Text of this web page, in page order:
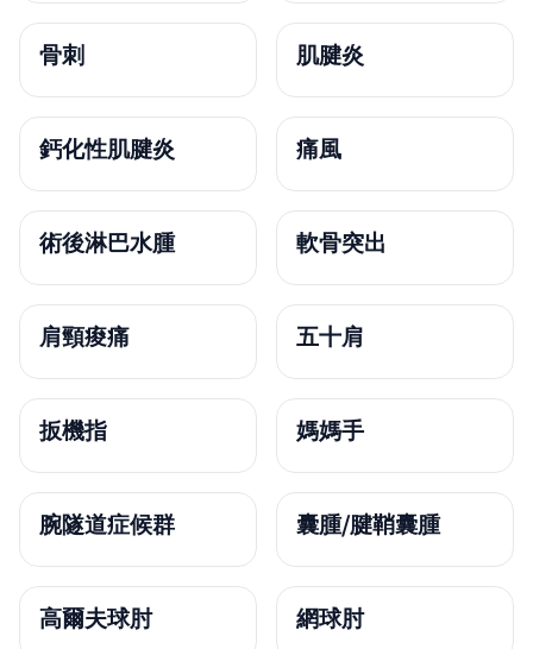
骨刺 肌腱炎
鈣化性肌腱炎 痛風
術後淋巴水腫 軟骨突出
肩頸痠痛 五十肩
扳機指 媽媽手
腕隧道症候群 囊腫/腱鞘囊腫
高爾夫球肘 網球肘